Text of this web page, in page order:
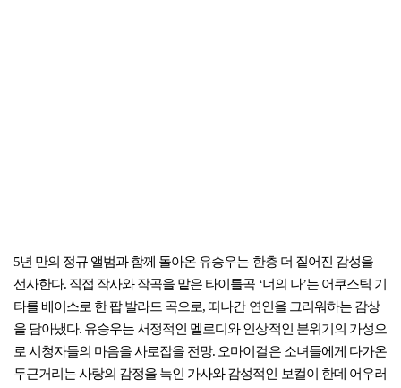
5년 만의 정규 앨범과 함께 돌아온 유승우는 한층 더 짙어진 감성을
선사한다. 직접 작사와 작곡을 맡은 타이틀곡 ‘너의 나’는 어쿠스틱 기
타를 베이스로 한 팝 발라드 곡으로, 떠나간 연인을 그리워하는 감상
을 담아냈다. 유승우는 서정적인 멜로디와 인상적인 분위기의 가성으
로 시청자들의 마음을 사로잡을 전망. 오마이걸은 소녀들에게 다가온
두근거리는 사랑의 감정을 녹인 가사와 감성적인 보컬이 한데 어우러